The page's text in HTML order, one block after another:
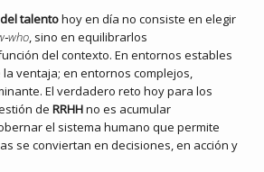
talentohoy en día no consiste en elegir
, sino en equilibrarlos
del contexto. En entornos estables
ventaja; en entornos complejos,
El verdadero reto hoy para los
deRRHHno es acumular
el sistema humano que permite
se conviertan en decisiones, en acción y